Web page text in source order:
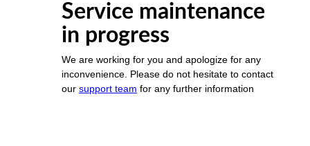
Service maintenance
in progress
We are working for you and apologize for any
inconvenience. Please do not hesitate to contact
our support team for any further information